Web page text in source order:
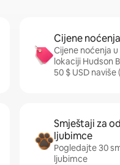
Cijene
Cijene noćenja
lokaciji Hudson
50 $ USD
Smještaji za
ljubimce
Pogledajte 30
ljubimce